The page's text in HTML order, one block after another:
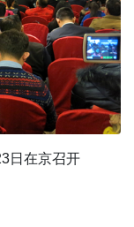
日在京召开